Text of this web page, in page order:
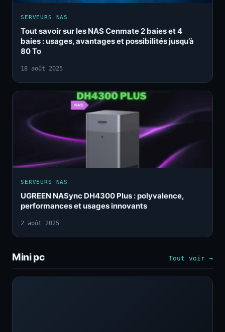
SERVEURS NAS
Tout savoir sur les NAS Cenmate 2 baies et 4
baies : usages, avantages et possibilités jusqu’à
80 To
18 août 2025
SERVEURS NAS
UGREEN NASync DH4300 Plus : polyvalence,
performances et usages innovants
2 août 2025
Mini pc Tout voir →